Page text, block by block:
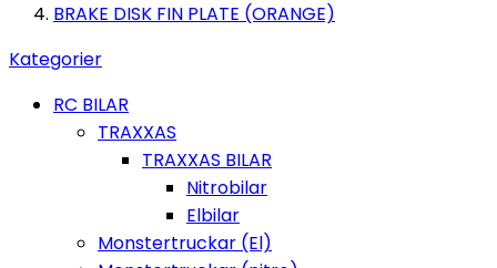
BRAKE DISK FIN PLATE (ORANGE)
Kategorier
RC BILAR
TRAXXAS
TRAXXAS BILAR
Nitrobilar
Elbilar
Monstertruckar (El)